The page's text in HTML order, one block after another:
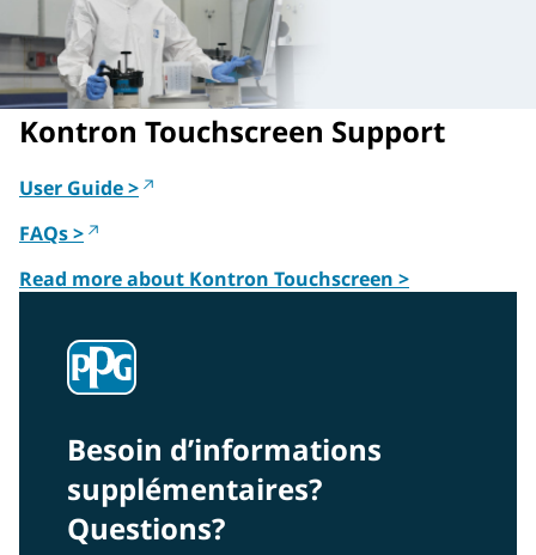
Kontron Touchscreen Support
User Guide >
FAQs >
Read more about Kontron Touchscreen >
Besoin d’informations
supplémentaires?
Questions?